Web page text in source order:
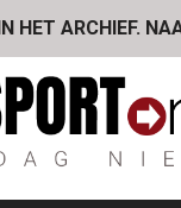
HET ARCHIEF.